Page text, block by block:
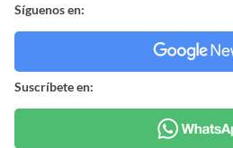
Síguenos en:
Suscríbete en: